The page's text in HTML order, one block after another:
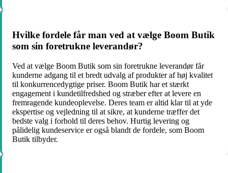
Hvilke fordele får man ved at vælge Boom Butik
som sin foretrukne leverandør?
Ved at vælge Boom Butik som sin foretrukne leverandør får
kunderne adgang til et bredt udvalg af produkter af høj kvalitet
til konkurrencedygtige priser. Boom Butik har et stærkt
engagement i kundetilfredshed og stræber efter at levere en
fremragende kundeoplevelse. Deres team er altid klar til at yde
ekspertise og vejledning til at sikre, at kunderne træffer det
bedste valg i forhold til deres behov. Hurtig levering og
pålidelig kundeservice er også blandt de fordele, som Boom
Butik tilbyder.